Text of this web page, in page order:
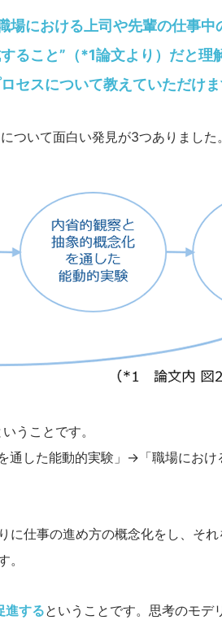
における上司や先輩の仕事中
ること”（*1論文より）だと理
セスについて教えていただけま
ついて面白い発見が3つありました。
いうことです。
した能動的実験」→「職場におけ
仕事の進め方の概念化をし、そ
進するということです。思考のモデ